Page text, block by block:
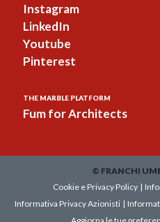
Instagram
LinkedIn
Youtube
Pinterest
THE MARBLE PLATFORM
Fum for Architects
© FRANCHI
Cookie e Privacy Policy |
Informativa Privacy Azionisti |